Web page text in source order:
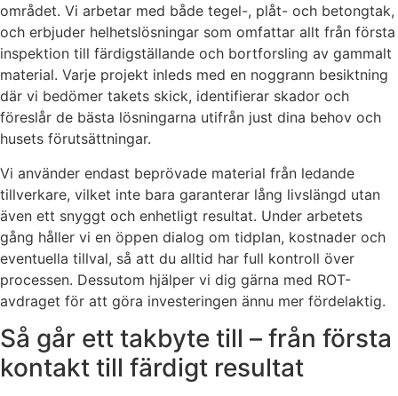
området. Vi arbetar med både tegel-, plåt- och betongtak,
och erbjuder helhetslösningar som omfattar allt från första
inspektion till färdigställande och bortforsling av gammalt
material. Varje projekt inleds med en noggrann besiktning
där vi bedömer takets skick, identifierar skador och
föreslår de bästa lösningarna utifrån just dina behov och
husets förutsättningar.
Vi använder endast beprövade material från ledande
tillverkare, vilket inte bara garanterar lång livslängd utan
även ett snyggt och enhetligt resultat. Under arbetets
gång håller vi en öppen dialog om tidplan, kostnader och
eventuella tillval, så att du alltid har full kontroll över
processen. Dessutom hjälper vi dig gärna med ROT-
avdraget för att göra investeringen ännu mer fördelaktig.
Så går ett takbyte till – från första
kontakt till färdigt resultat